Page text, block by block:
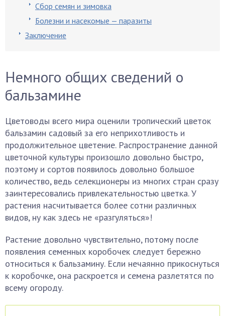
Сбор семян и зимовка
Болезни и насекомые — паразиты
Заключение
Немного общих сведений о
бальзамине
Цветоводы всего мира оценили тропический цветок
бальзамин садовый за его неприхотливость и
продолжительное цветение. Распространение данной
цветочной культуры произошло довольно быстро,
поэтому и сортов появилось довольно большое
количество, ведь селекционеры из многих стран сразу
заинтересовались привлекательностью цветка. У
растения насчитывается более сотни различных
видов, ну как здесь не «разгуляться»!
Растение довольно чувствительно, потому после
появления семенных коробочек следует бережно
относиться к бальзамину. Если нечаянно прикоснуться
к коробочке, она раскроется и семена разлетятся по
всему огороду.